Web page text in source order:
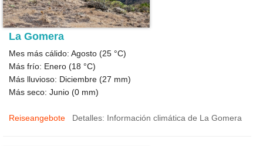
La Gomera
Mes más cálido: Agosto (25 °C)
Más frío: Enero (18 °C)
Más lluvioso: Diciembre (27 mm)
Más seco: Junio (0 mm)
Reiseangebote Detalles: Información climática de La Gomera